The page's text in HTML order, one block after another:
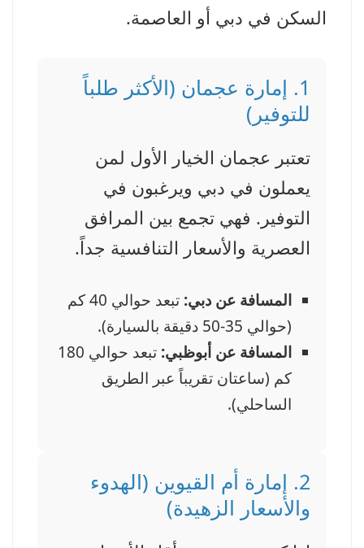
السكن في دبي أو العاصمة.
1. إمارة عجمان (الأكثر طلباً
للتوفير)
تعتبر عجمان الخيار الأول لمن
يعملون في دبي ويرغبون في
التوفير. فهي تجمع بين المرافق
العصرية والأسعار التنافسية جداً.
المسافة عن دبي:
تبعد حوالي 40 كم
(حوالي 35-50 دقيقة بالسيارة).
المسافة عن أبوظبي:
تبعد حوالي 180
كم (ساعتان تقريباً عبر الطريق
الساحلي).
2. إمارة أم القيوين (الهدوء
والأسعار الزهيدة)